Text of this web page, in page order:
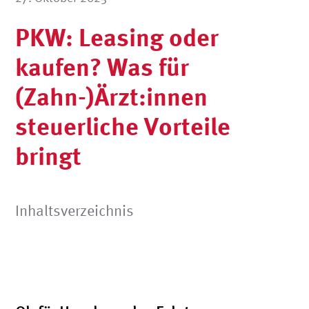
PKW: Leasing oder
kaufen? Was für
(Zahn-)Ärzt:innen
steuerliche Vorteile
bringt
Inhaltsverzeichnis